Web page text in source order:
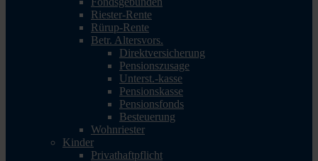
Riester-Rente
Rürup-Rente
Betr. Altersvors.
Direktversicherung
Pensionszusage
Unterst.-kasse
Pensionskasse
Pensionsfonds
Besteuerung
Wohnriester
Kinder
Privathaftpflicht